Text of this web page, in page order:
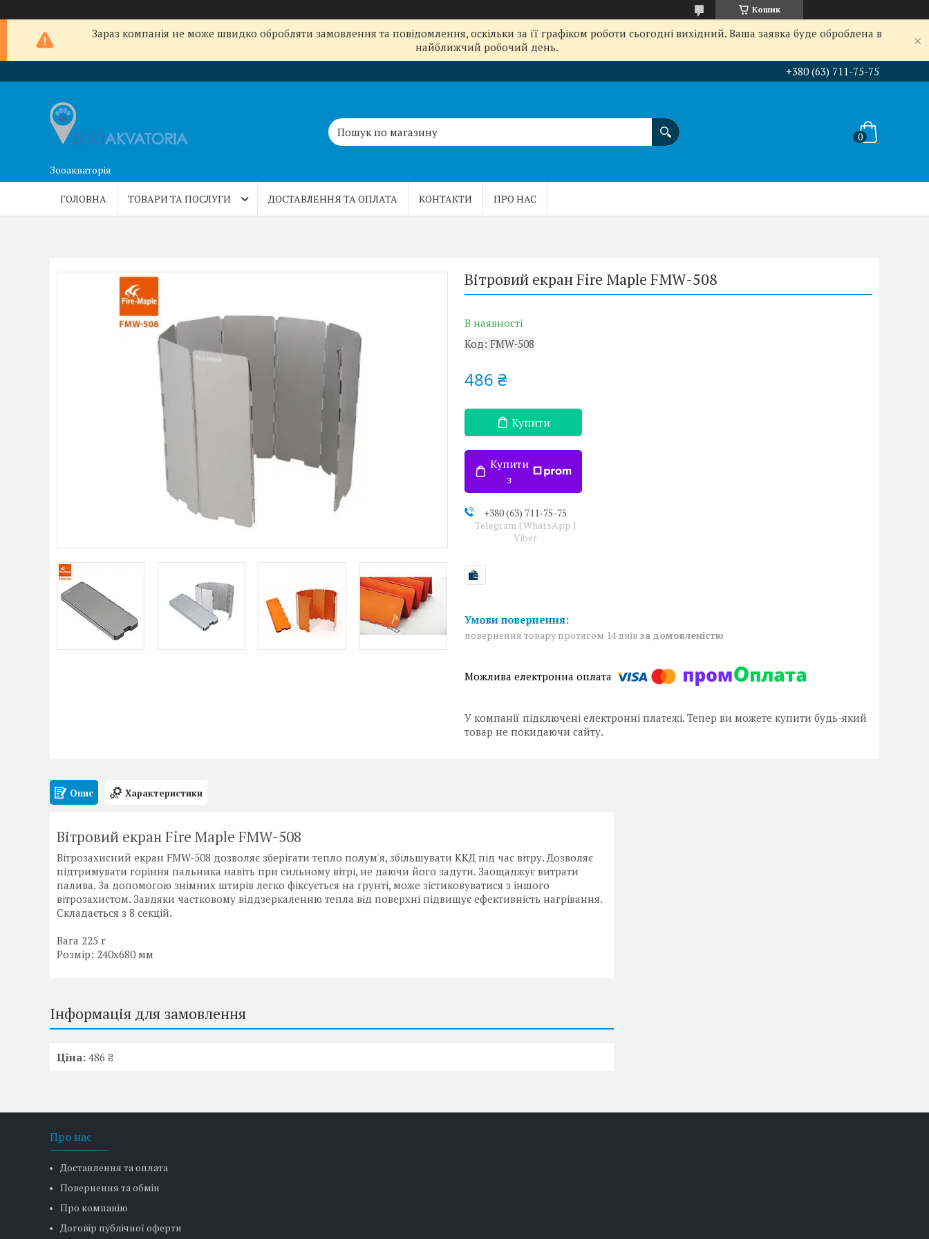
Кошик
Зараз компанія не може швидко обробляти замовлення та повідомлення, оскільки за її графіком роботи сьогодні вихідний. Ваша заявка буде оброблена в
найближчий робочий день.
+380 (63) 711-75-75
Зооакваторія
ГОЛОВНА ТОВАРИ ТА ПОСЛУГИ ДОСТАВЛЕННЯ ТА ОПЛАТА КОНТАКТИ ПРО НАС
Вітровий екран Fire Maple FMW-508
В наявності
Код: FMW-508
486 ₴
Купити
Купити
з
+380 (63) 711-75-75
Telegram | WhatsApp |
Viber
повернення товару протягом 14 днів за домовленістю
У компанії підключені електронні платежі. Тепер ви можете купити будь-який
товар не покидаючи сайту.
Опис Характеристики
Вітровий екран Fire Maple FMW-508
Вітрозахисний екран FMW-508 дозволяє зберігати тепло полум'я, збільшувати ККД під час вітру. Дозволяє
підтримувати горіння пальника навіть при сильному вітрі, не даючи його задути. Заощаджує витрати
палива. За допомогою знімних штирів легко фіксується на ґрунті, може зістиковуватися з іншого
вітрозахистом. Завдяки частковому віддзеркаленню тепла від поверхні підвищує ефективність нагрівання.
Складається з 8 секцій.
Вага 225 г
Розмір: 240х680 мм
Інформація для замовлення
Ціна: 486 ₴
Про нас
Доставлення та оплата
Повернення та обмін
Про компанію
Договір публічної оферти